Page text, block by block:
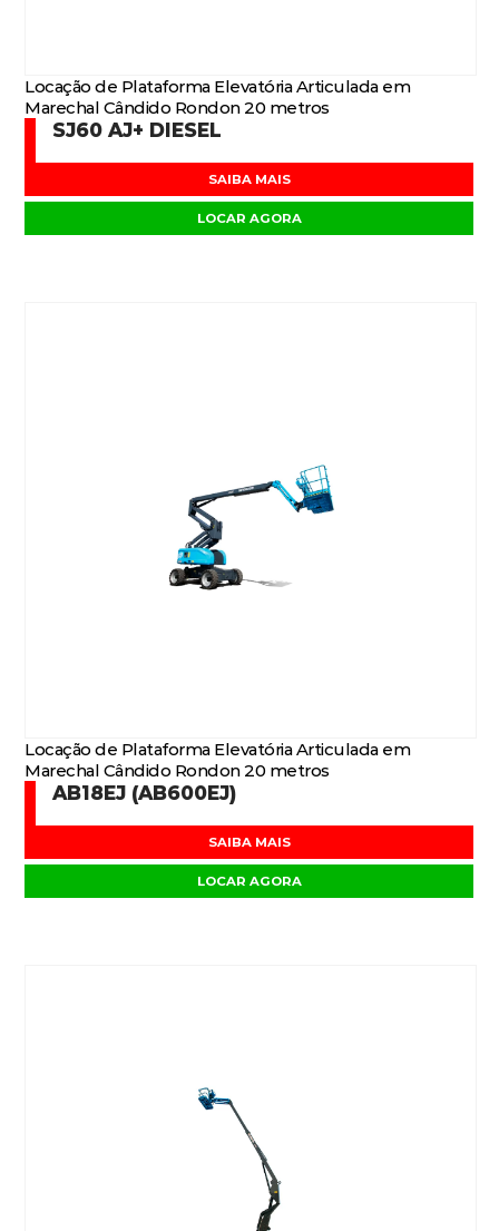
Locação de Plataforma Elevatória Articulada em
Marechal Cândido Rondon 20 metros
SJ60 AJ+ DIESEL
SAIBA MAIS
LOCAR AGORA
Locação de Plataforma Elevatória Articulada em
Marechal Cândido Rondon 20 metros
AB18EJ (AB600EJ)
SAIBA MAIS
LOCAR AGORA